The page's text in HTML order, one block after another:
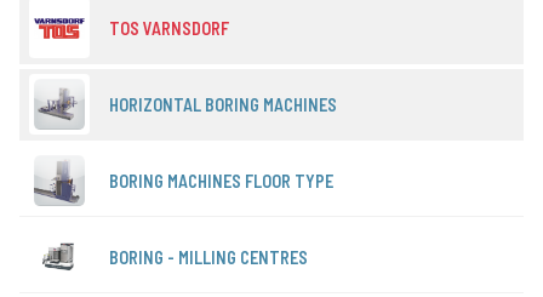
TOS VARNSDORF
HORIZONTAL BORING MACHINES
BORING MACHINES FLOOR TYPE
BORING - MILLING CENTRES